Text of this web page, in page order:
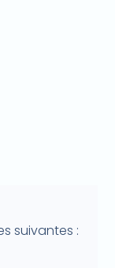
suivantes :